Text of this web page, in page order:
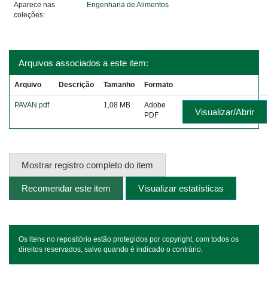
Aparece nas
coleções:
Engenharia de Alimentos
Arquivos associados a este item:
Arquivo Descrição Tamanho Formato
PAVAN.pdf 1,08 MB
Adobe
PDF
Visualizar/Abrir
Mostrar registro completo do item
Recomendar este item Visualizar estatísticas
Os itens no repositório estão protegidos por copyright, com todos os
direitos reservados, salvo quando é indicado o contrário.